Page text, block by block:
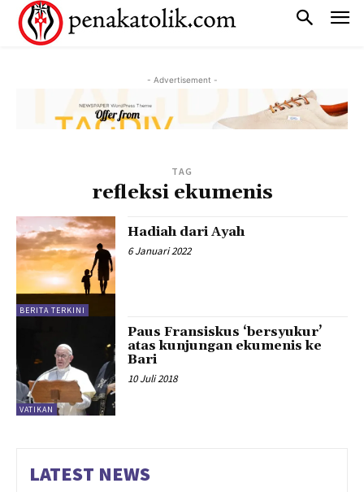
- Advertisement -
TAG
refleksi ekumenis
BERITA TERKINI
Hadiah dari Ayah
6 Januari 2022
VATIKAN
Paus Fransiskus ‘bersyukur’
atas kunjungan ekumenis ke
Bari
10 Juli 2018
LATEST NEWS